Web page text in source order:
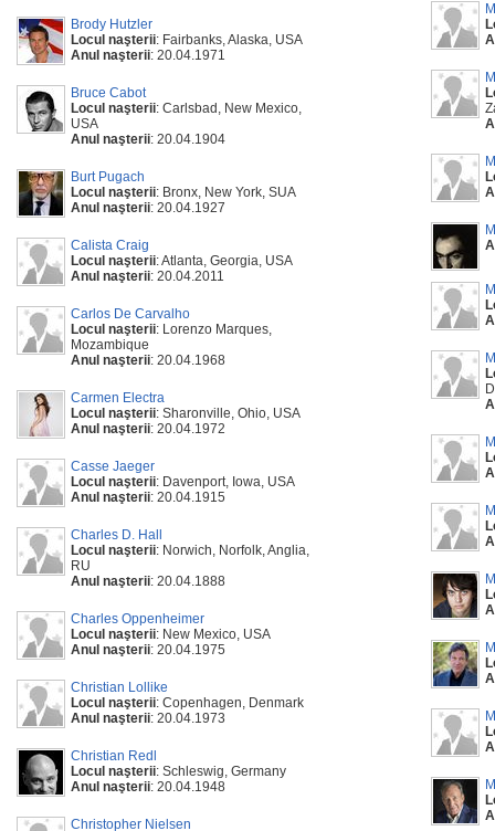
Brody Hutzler
Locul naşterii: Fairbanks, Alaska, USA
Anul naşterii: 20.04.1971
Bruce Cabot
Locul naşterii: Carlsbad, New Mexico,
USA
Anul naşterii: 20.04.1904
Burt Pugach
Locul naşterii: Bronx, New York, SUA
Anul naşterii: 20.04.1927
Calista Craig
Locul naşterii: Atlanta, Georgia, USA
Anul naşterii: 20.04.2011
Carlos De Carvalho
Locul naşterii: Lorenzo Marques,
Mozambique
Anul naşterii: 20.04.1968
Carmen Electra
Locul naşterii: Sharonville, Ohio, USA
Anul naşterii: 20.04.1972
Casse Jaeger
Locul naşterii: Davenport, Iowa, USA
Anul naşterii: 20.04.1915
Charles D. Hall
Locul naşterii: Norwich, Norfolk, Anglia,
RU
Anul naşterii: 20.04.1888
Charles Oppenheimer
Locul naşterii: New Mexico, USA
Anul naşterii: 20.04.1975
Christian Lollike
Locul naşterii: Copenhagen, Denmark
Anul naşterii: 20.04.1973
Christian Redl
Locul naşterii: Schleswig, Germany
Anul naşterii: 20.04.1948
Christopher Nielsen